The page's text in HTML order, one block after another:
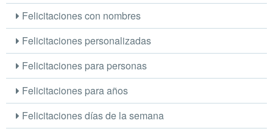
Felicitaciones con nombres
Felicitaciones personalizadas
Felicitaciones para personas
Felicitaciones para años
Felicitaciones días de la semana